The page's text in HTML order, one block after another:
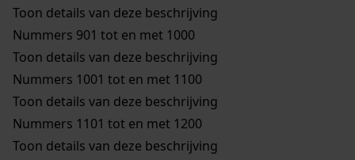
Toon details van deze beschrijving
Nummers 901 tot en met 1000
Toon details van deze beschrijving
Nummers 1001 tot en met 1100
Toon details van deze beschrijving
Nummers 1101 tot en met 1200
Toon details van deze beschrijving